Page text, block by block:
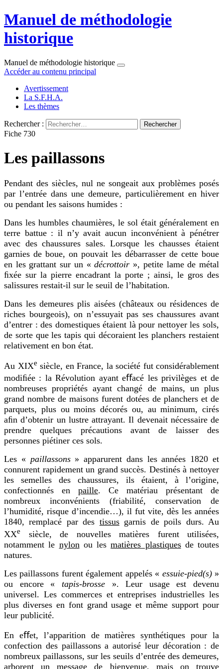
Manuel de méthodologie
historique
Manuel de méthodologie historique
Accéder au contenu principal
Avertissement
La S.F.H.A.
Les thèmes
Rechercher :
Fiche 730
Les paillassons
Pendant des siècles, nul ne songeait aux problèmes posés
par l’entrée dans une demeure, particulièrement en hiver
ou pendant les saisons humides :
Dans les humbles chaumières, le sol était généralement en
terre battue : il n’y avait aucun inconvénient à pénétrer
avec des chaussures sales. Lorsque les chausses étaient
garnies de boue, on pouvait les débarrasser de cette boue
en les grattant sur un «décrottoir », petite lame de métal
ﬁxée sur la pierre encadrant la porte ; ainsi, le gros des
salissures restait-il sur le seuil de l’habitation.
Dans les demeures plis aisées (châteaux ou résidences de
riches bourgeois), on n’essuyait pas ses chaussures avant
d’entrer : des domestiques étaient là pour nettoyer les sols,
de sorte que les tapis qui décoraient les planchers restaient
relativement en bon état.
Au XIXe siècle, en France, la société fut considérablement
modiﬁée : la Révolution ayant eﬀacé les privilèges et de
nombreuses propriétés ayant changé de mains, un plus
grand nombre de maisons furent dotées de planchers et de
parquets, plus ou moins décorés ou, au minimum, cirés
aﬁn d’obtenir un lustre attrayant. Il devenait nécessaire de
prendre quelques précautions avant de laisser des
personnes piétiner ces sols.
Les « paillassons» apparurent dans les années 1820 et
connurent rapidement un grand succès. Destinés à nettoyer
les semelles des chaussures, ils étaient, à l’origine,
confectionnés en paille. Ce matériau présentant de
nombreux inconvénients (friabilité, conservation de
l’humidité, risque d’incendie…), il fut vite, dès les années
1840, remplacé par des tissusgarnis de poils durs. Au
XXe
siècle, de nouvelles matières furent utilisées,
notamment le nylon ou lesmatières plastiquesde toutes
natures.
Les paillassons furent également appelés « essuie-pied(s)»
ou encore « tapis-brosse». Leur usage est devenu
universel. Les commerces et entreprises industrielles les
plus diverses en font grand usage et même support pour
leur publicité.
En eﬀet, l’apparition de matières synthétiques pour la
confection des paillassons a autorisé leur décoration : de
nombreux paillassons, sur les seuils d’entrée des demeures,
arborent un message de bienvenue, mais on trouve